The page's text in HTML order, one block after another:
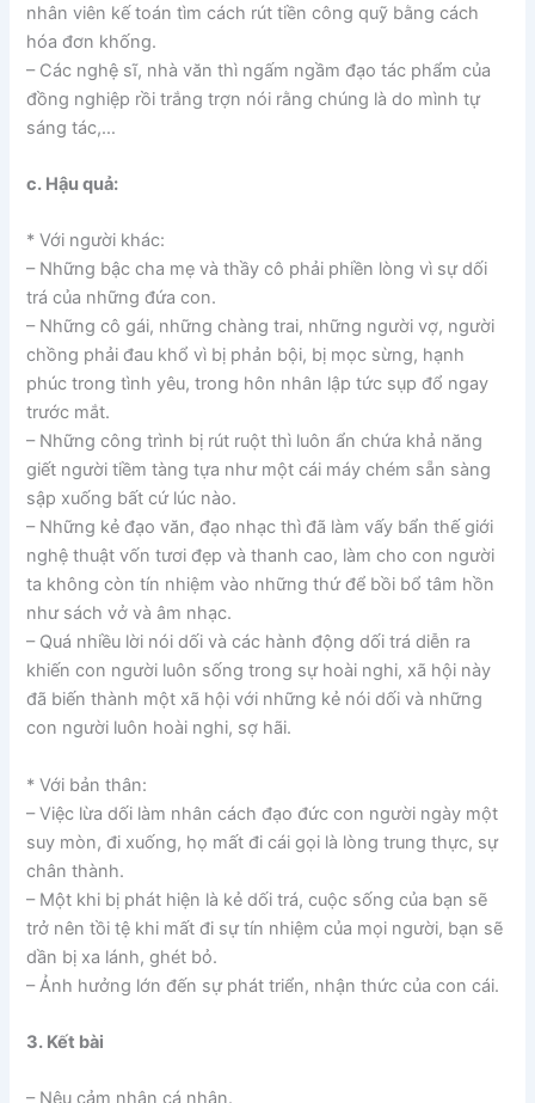
nhân viên kế toán tìm cách rút tiền công quỹ bằng cách
hóa đơn khống.
– Các nghệ sĩ, nhà văn thì ngấm ngầm đạo tác phẩm của
đồng nghiệp rồi trắng trợn nói rằng chúng là do mình tự
sáng tác,…
c. Hậu quả:
* Với người khác:
– Những bậc cha mẹ và thầy cô phải phiền lòng vì sự dối
trá của những đứa con.
– Những cô gái, những chàng trai, những người vợ, người
chồng phải đau khổ vì bị phản bội, bị mọc sừng, hạnh
phúc trong tình yêu, trong hôn nhân lập tức sụp đổ ngay
trước mắt.
– Những công trình bị rút ruột thì luôn ẩn chứa khả năng
giết người tiềm tàng tựa như một cái máy chém sẵn sàng
sập xuống bất cứ lúc nào.
– Những kẻ đạo văn, đạo nhạc thì đã làm vấy bẩn thế giới
nghệ thuật vốn tươi đẹp và thanh cao, làm cho con người
ta không còn tín nhiệm vào những thứ để bồi bổ tâm hồn
như sách vở và âm nhạc.
– Quá nhiều lời nói dối và các hành động dối trá diễn ra
khiến con người luôn sống trong sự hoài nghi, xã hội này
đã biến thành một xã hội với những kẻ nói dối và những
con người luôn hoài nghi, sợ hãi.
* Với bản thân:
– Việc lừa dối làm nhân cách đạo đức con người ngày một
suy mòn, đi xuống, họ mất đi cái gọi là lòng trung thực, sự
chân thành.
– Một khi bị phát hiện là kẻ dối trá, cuộc sống của bạn sẽ
trở nên tồi tệ khi mất đi sự tín nhiệm của mọi người, bạn sẽ
dần bị xa lánh, ghét bỏ.
– Ảnh hưởng lớn đến sự phát triển, nhận thức của con cái.
3. Kết bài
– Nêu cảm nhận cá nhân.